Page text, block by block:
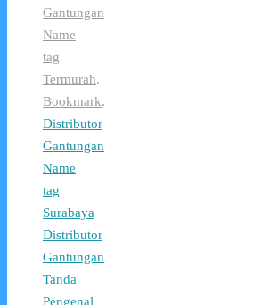
Gantungan
Name
tag
Termurah.
Bookmark.
Distributor
Gantungan
Name
tag
Surabaya
Distributor
Gantungan
Tanda
Pengenal